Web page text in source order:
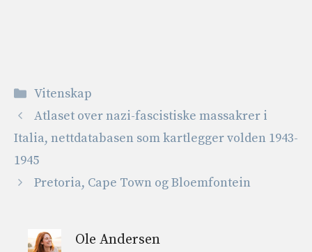
Kategorier
Vitenskap
Atlaset over nazi-fascistiske massakrer i
Italia, nettdatabasen som kartlegger volden 1943-
1945
Pretoria, Cape Town og Bloemfontein
Ole Andersen